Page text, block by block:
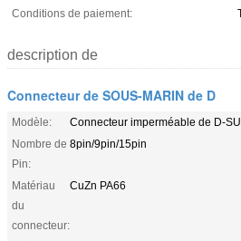
Conditions de paiement:
description de
Connecteur de SOUS-MARIN de D
Modèle:
Connecteur imperméable de D-
Nombre de
Pin:
8pin/9pin/15pin
Matériau
du
connecteur:
CuZn PA66